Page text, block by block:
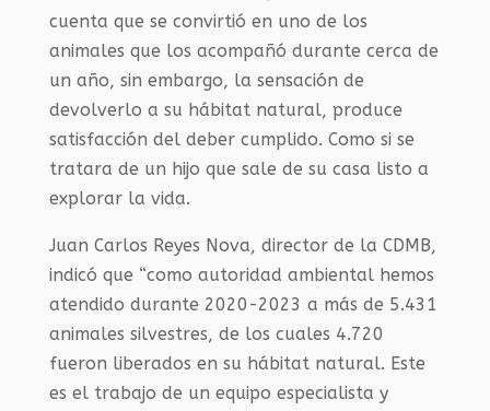
cuenta que se convirtió en uno de los
animales que los acompañó durante cerca de
un año, sin embargo, la sensación de
devolverlo a su hábitat natural, produce
satisfacción del deber cumplido. Como si se
tratara de un hijo que sale de su casa listo a
explorar la vida.
Juan Carlos Reyes Nova, director de la CDMB,
indicó que “como autoridad ambiental hemos
atendido durante 2020-2023 a más de 5.431
animales silvestres, de los cuales 4.720
fueron liberados en su hábitat natural. Este
es el trabajo de un equipo especialista y